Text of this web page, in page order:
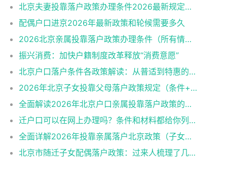
北京夫妻投靠落户政策办理条件2026最新规定消息
配偶户口进京2026年最新政策和轮候需要多久
2026北京亲属投靠落户政策办理条件（所有情况）
振兴消费：加快户籍制度改革释放“消费意愿”
北京户口落户条件各政策解读：从普适到特惠的多维通道
2026年北京子女投靠父母落户政策规定（条件+材料+流程）
全面解读2026年北京户口亲属投靠落户政策的各类情形
迁户口可以在网上办理吗？条件和材料都给你列好了！
全面详解2026年投靠亲属落户北京政策（子女、父母、夫妻）
北京市随迁子女配偶落户政策：过来人梳理了几个关键点